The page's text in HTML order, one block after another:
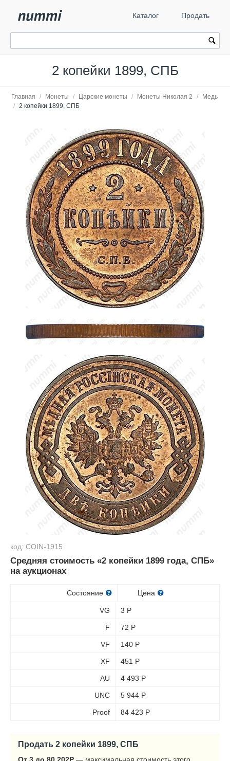
Каталог Продать
2 копейки 1899, СПБ
Главная / Монеты / Царские монеты / Монеты Николая 2 /
Медь
/ 2 копейки 1899, СПБ
код: COIN-1915
Средняя стоимость «2 копейки 1899 года, СПБ»
на аукционах
Состояние Цена
VG 3 Р
F 72 Р
VF 140 Р
XF 451 Р
AU 4 493 Р
UNC 5 944 Р
Proof 84 423 Р
Продать 2 копейки 1899, СПБ